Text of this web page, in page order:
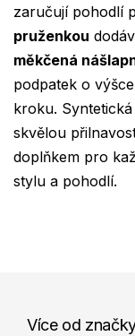
zaručují pohodlí
pruženkou
měkčená
podpatek o
kroku.
skvělou
doplňkem pro
stylu a pohodlí.
Více od